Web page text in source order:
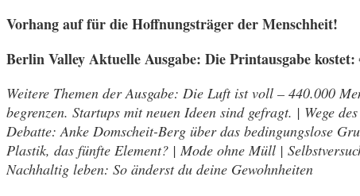
Vorhang auf für die Hoffnungsträger der Menschheit!
Berlin Valley Aktuelle Ausgabe: Die Printausgabe kostet:
Weitere Themen der Ausgabe: Die Luft ist voll – 440.000
begrenzen. Startups mit neuen Ideen sind gefragt. | Wege
Debatte: Anke Domscheit-Berg über das bedingungslose
Plastik, das fünfte Element? | Mode ohne Müll |
Nachhaltig leben: So änderst du deine Gewohnheiten